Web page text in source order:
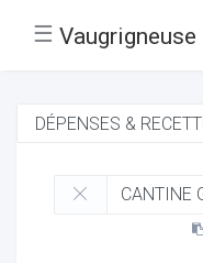
☰ Vaugrigneuse